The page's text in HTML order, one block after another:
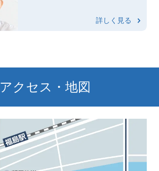
詳しく見る
アクセス・地図